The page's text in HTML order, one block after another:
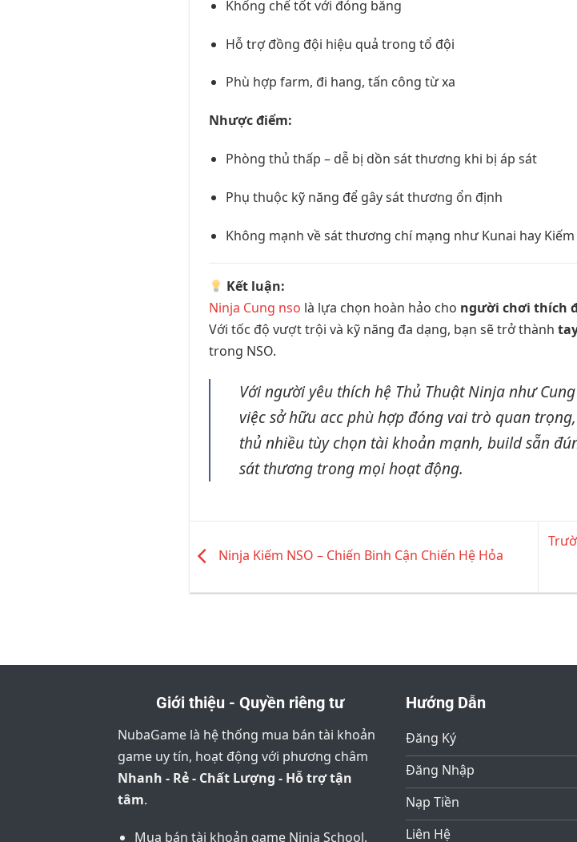
Khống chế tốt với đóng băng
Hỗ trợ đồng đội hiệu quả trong tổ đội
Phù hợp farm, đi hang, tấn công từ xa
Nhược điểm:
Phòng thủ thấp – dễ bị dồn sát thương khi bị áp sát
Phụ thuộc kỹ năng để gây sát thương ổn định
Không mạnh về sát thương chí mạng như Kunai hay Kiếm
Kết luận:
Ninja Cung nso là lựa chọn hoàn hảo cho người chơi thích
Với tốc độ vượt trội và kỹ năng đa dạng, bạn sẽ trở thành
trong NSO.
Với người yêu thích hệ Thủ Thuật Ninja như
việc sở hữu acc phù hợp đóng vai trò quan
thủ nhiều tùy chọn tài khoản mạnh, build sẵn
sát thương trong mọi hoạt động.
Ninja Kiếm NSO – Chiến Binh Cận Chiến Hệ Hỏa
Giới thiệu - Quyền riêng tư
NubaGame là hệ thống mua bán tài khoản
game uy tín, hoạt động với phương châm
Nhanh - Rẻ - Chất Lượng - Hỗ trợ tận
tâm.
Mua bán tài khoản game Ninja School,
Hướng Dẫn
Đăng Ký
Đăng Nhập
Nạp Tiền
Liên Hệ